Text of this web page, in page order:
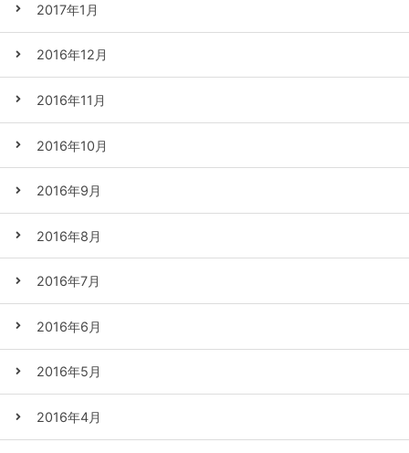
2017年1月
2016年12月
2016年11月
2016年10月
2016年9月
2016年8月
2016年7月
2016年6月
2016年5月
2016年4月